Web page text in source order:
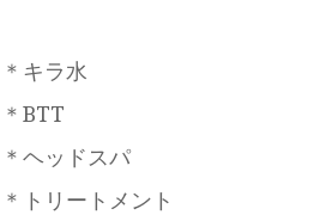
＊キラ水
＊BTT
＊ヘッドスパ
＊トリートメント